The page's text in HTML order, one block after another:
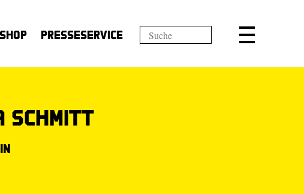
Presseservice
Schmitt